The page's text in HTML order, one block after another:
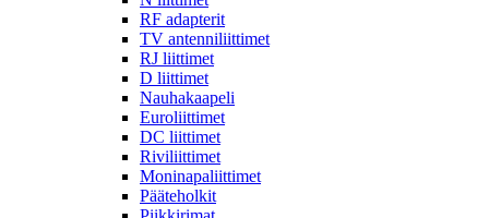
RF adapterit
TV antenniliittimet
RJ liittimet
D liittimet
Nauhakaapeli
Euroliittimet
DC liittimet
Riviliittimet
Moninapaliittimet
Pääteholkit